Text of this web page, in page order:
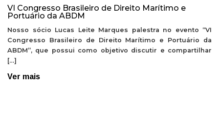
VI Congresso Brasileiro de Direito Marítimo e
Portuário da ABDM
Nosso sócio Lucas Leite Marques palestra no evento “VI
Congresso Brasileiro de Direito Marítimo e Portuário da
ABDM”, que possui como objetivo discutir e compartilhar
[…]
Ver mais